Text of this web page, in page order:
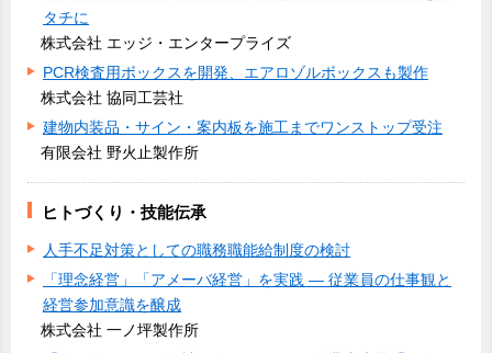
タチに
株式会社 エッジ・エンタープライズ
PCR検査用ボックスを開発、エアロゾルボックスも製作
株式会社 協同工芸社
建物内装品・サイン・案内板を施工までワンストップ受注
有限会社 野火止製作所
ヒトづくり・技能伝承
人手不足対策としての職務職能給制度の検討
「理念経営」「アメーバ経営」を実践 ― 従業員の仕事観と
経営参加意識を醸成
株式会社 一ノ坪製作所